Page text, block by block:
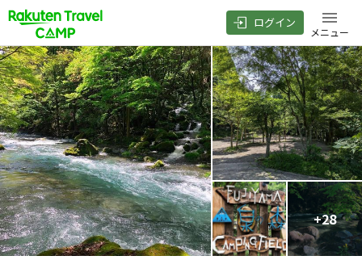
ログイン
メニュー
+28